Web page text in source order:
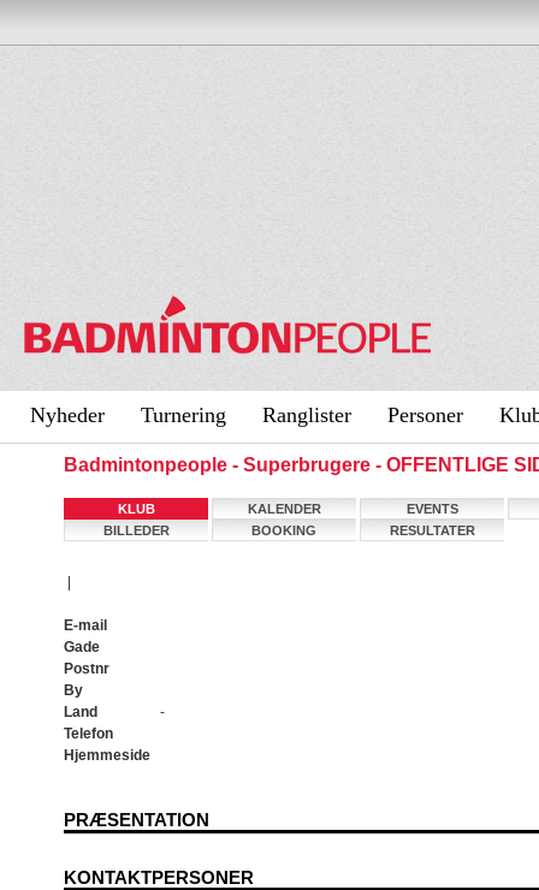
Nyheder Turnering Ranglister Personer
Badmintonpeople - Superbrugere - OFFENTLIGE
KLUB KALENDER
EVENTS
BILLEDER
BOOKING RESULTATER
E-mail
Gade
Postnr
By
Land
-
Telefon
Hjemmeside
PRÆSENTATION
KONTAKTPERSONER